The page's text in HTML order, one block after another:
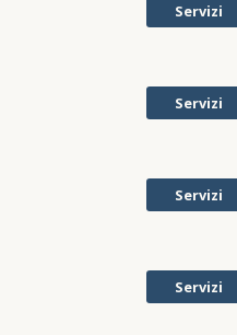
Servizi
Servizi
Servizi
Servizi